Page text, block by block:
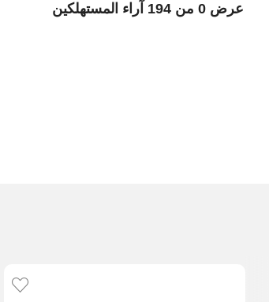
عرض 0 من 194 آراء المستهلكين